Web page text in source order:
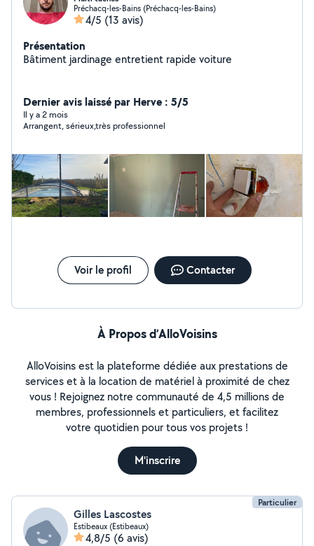
Préchacq-les-Bains (Préchacq-les-Bains)
4/5 (13 avis)
Présentation
Bâtiment jardinage entretient rapide voiture
Dernier avis laissé par Herve : 5/5
Il y a 2 mois
Arrangent, sérieux,très professionnel
Voir le profil Contacter
À Propos d’AlloVoisins
AlloVoisins est la plateforme dédiée aux prestations de
services et à la location de matériel à proximité de chez
vous ! Rejoignez notre communauté de 4,5 millions de
membres, professionnels et particuliers, et facilitez
votre quotidien pour tous vos projets !
M'inscrire
Particulier
Gilles Lascostes
Estibeaux (Estibeaux)
4,8/5 (6 avis)